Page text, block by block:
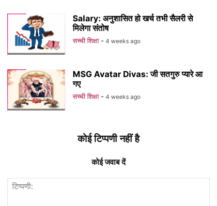
Salary: अनुशासित हो खर्च तभी सैलरी से
मिलेगा संतोष
सच्ची शिक्षा - 4 weeks ago
MSG Avatar Divas: जी सतगुरु प्यारे आ
गए
सच्ची शिक्षा - 4 weeks ago
कोई टिप्पणी नहीं है
कोई जवाब दें